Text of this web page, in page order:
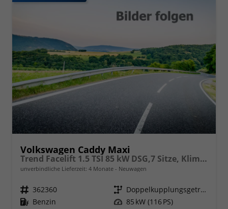
Volkswagen Caddy Maxi
Trend Facelift 1.5 TSI 85 kW DSG,7 Sitze, Klimautomatik, Zuziehhilfe für Schiebetüren u. Heckklppe, App Connevt, Digital Cockpit PRO, PDC v+h, Full Assistenzsysteme, Radio, Navigationsvorbereitung
unverbindliche Lieferzeit: 4 Monate Neuwagen
Fahrzeugnr. 362360 Getriebe
Doppelkupplungsgetriebe (DSG)
Kraftstoff Benzin Leistung 85 kW (116 PS)